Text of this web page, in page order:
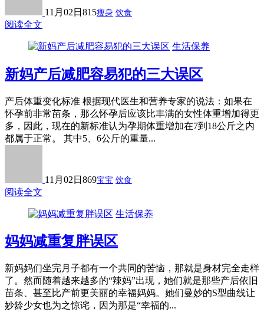
11月02日 815瘦身 饮食
阅读全文
生活保养
新妈产后减肥容易犯的三大误区
产后体重变化标准 根据现代医生和营养专家的说法：如果在
怀孕前非常苗条，那么怀孕后应该比丰满的女性体重增加得更
多，因此，现在的新标准认为孕期体重增加在7到18公斤之内
都属于正常。 其中5、6公斤的重量...
11月02日 869宝宝 饮食
阅读全文
生活保养
妈妈减重复胖误区
新妈妈们坐完月子都有一个共同的苦恼，那就是身材完全走样
了。然而随着越来越多的“辣妈”出现，她们就是那些产后依旧
苗条、甚至比产前更美丽的幸福妈妈。她们曼妙的S型曲线让
妙龄少女也为之惊诧，因为那是“幸福的...